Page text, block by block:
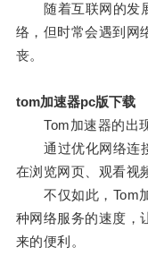
随着互联网的发展
络，但时常会遇到网
丧。
tom加速器pc版下载
Tom加速器的出现
通过优化网络连接
在浏览网页、观看视
不仅如此，Tom加
种网络服务的速度，
来的便利。